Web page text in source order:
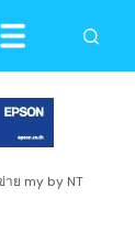
าย my by NT